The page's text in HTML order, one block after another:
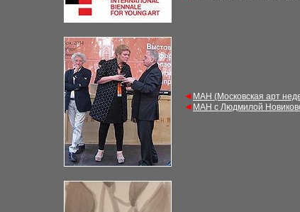
◄ МАН (Московская арт
◄ МАН с Людмилой